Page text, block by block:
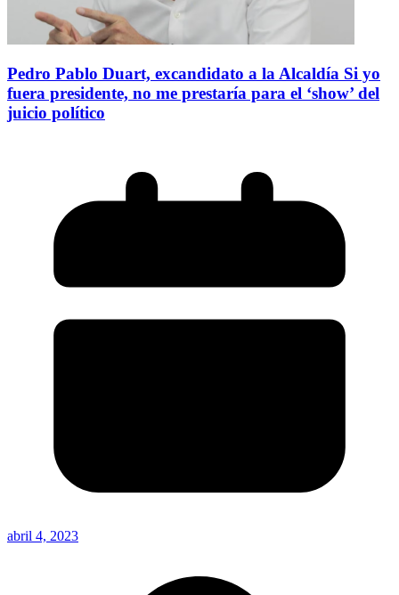
Pedro Pablo Duart, excandidato a la Alcaldía Si yo
fuera presidente, no me prestaría para el ‘show’ del
juicio político
abril 4, 2023